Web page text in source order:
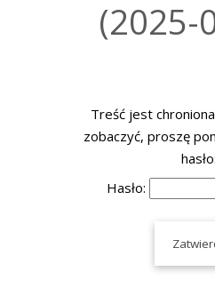
(2025-
Treść jest
zobaczyć, proszę
hasło:
Hasło: